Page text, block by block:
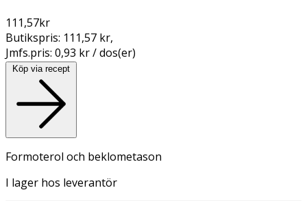
111,57kr
Butikspris: 111,57 kr,
Jmfs.pris: 0,93 kr / dos(er)
Köp via recept
Formoterol och beklometason
I lager hos leverantör